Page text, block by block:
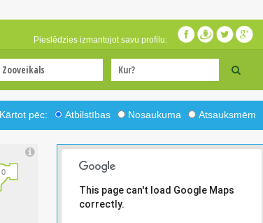
Pieslēdzies izmantojot savu profilu:
Kārtot pēc: Atbilstības Nosaukuma Atsauksmēm
0
This page can't load Google Maps
correctly.